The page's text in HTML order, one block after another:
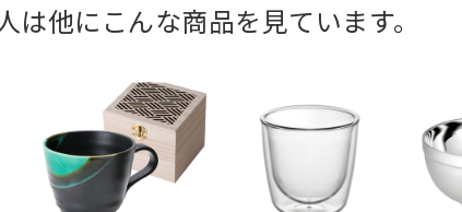
は他にこんな商品を見ています。